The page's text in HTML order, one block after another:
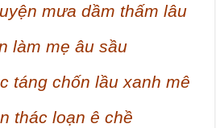
mưa dầm thấm lâu
làm mẹ âu sầu
táng chốn lầu xanh mê
thác loạn ê chề